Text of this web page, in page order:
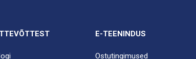
E-TEENINDUS
Ostutingimused